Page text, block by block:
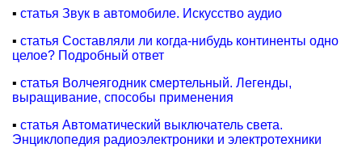
▪ статья Звук в автомобиле. Искусство аудио
▪ статья Составляли ли когда-нибудь континенты одно
целое? Подробный ответ
▪ статья Волчеягодник смертельный. Легенды,
выращивание, способы применения
▪ статья Автоматический выключатель света.
Энциклопедия радиоэлектроники и электротехники